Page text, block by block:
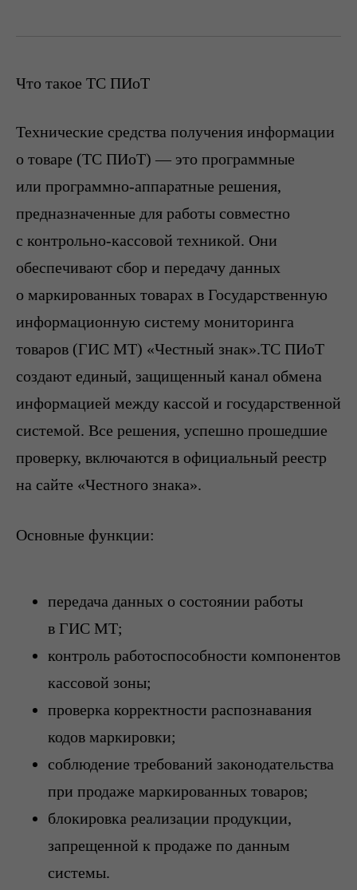
Что такое ТС ПИоТ
Технические средства получения информации
о товаре (ТС ПИоТ) — это программные
или программно-аппаратные решения,
предназначенные для работы совместно
с контрольно-кассовой техникой. Они
обеспечивают сбор и передачу данных
о маркированных товарах в Государственную
информационную систему мониторинга
товаров (ГИС МТ) «Честный знак».ТС ПИоТ
создают единый, защищенный канал обмена
информацией между кассой и государственной
системой. Все решения, успешно прошедшие
проверку, включаются в официальный реестр
на сайте «Честного знака».
Основные функции:
передача данных о состоянии работы
в ГИС МТ;
контроль работоспособности компонентов
кассовой зоны;
проверка корректности распознавания
кодов маркировки;
соблюдение требований законодательства
при продаже маркированных товаров;
блокировка реализации продукции,
запрещенной к продаже по данным
системы.